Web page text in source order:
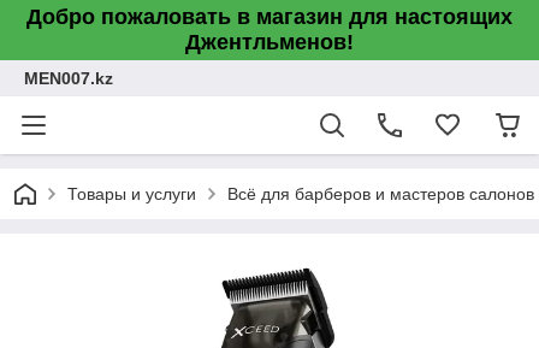
Добро пожаловать в магазин для настоящих
Джентльменов!
MEN007.kz
Товары и услуги Всё для барберов и мастеров салонов